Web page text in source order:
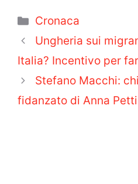
Categorie
Cronaca
Ungheria sui
Italia? Incentivo per
Stefano Macchi:
fidanzato di Anna